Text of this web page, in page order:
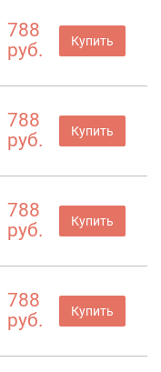
788
руб.
Купить
788
руб.
Купить
788
руб.
Купить
788
руб.
Купить